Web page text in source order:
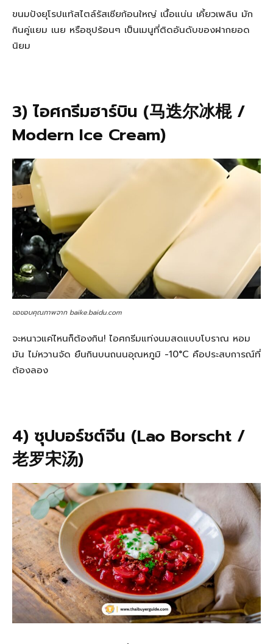
ขนมปังยุโรปแท้สไตล์รัสเซียก้อนใหญ่ เนื้อแน่น เคี้ยวเพลิน มัก
กินคู่แยม เนย หรือซุปร้อนๆ เป็นเมนูที่ติดอันดับของฝากยอด
นิยม
3) ไอศกรีมฮาร์บิน (马迭尔冰棍 /
Modern Ice Cream)
ขอขอบคุณภาพจาก baike.baidu.com
จะหนาวแค่ไหนก็ต้องกิน! ไอศกรีมแท่งนมสดแบบโบราณ หอม
มัน ไม่หวานจัด ยืนกินบนถนนอุณหภูมิ -10°C คือประสบการณ์ที่
ต้องลอง
4) ซุปบอร์ชต์จีน (Lao Borscht /
老罗宋汤)